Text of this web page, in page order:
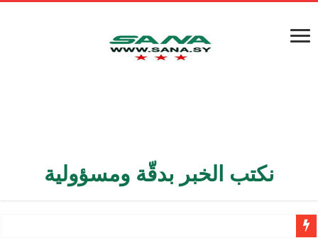
نكتب الخبر بدقّة ومسؤولية